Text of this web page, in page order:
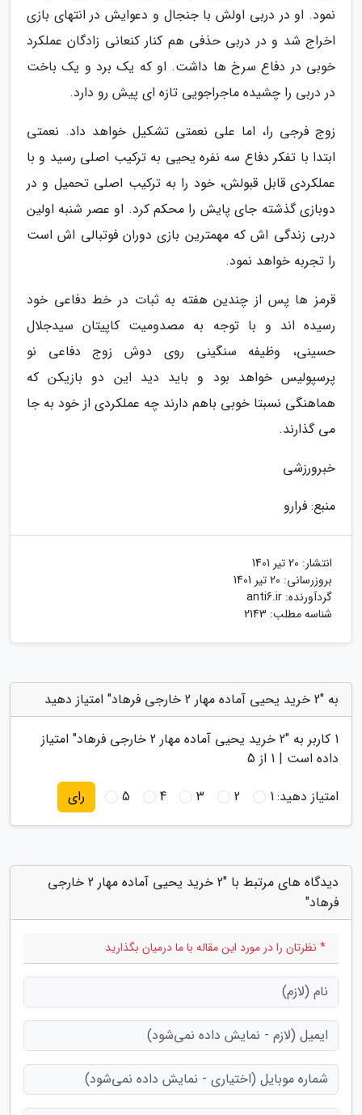
نمود. او در دربی اولش با جنجال و دعوایش در انتهای بازی
اخراج شد و در دربی حذفی هم کنار کنعانی زادگان عملکرد
خوبی در دفاع سرخ ها داشت. او که یک برد و یک باخت
در دربی را چشیده ماجراجویی تازه ای پیش رو دارد.
زوج فرجی را، اما علی نعمتی تشکیل خواهد داد. نعمتی
ابتدا با تفکر دفاع سه نفره یحیی به ترکیب اصلی رسید و با
عملکردی قابل قبولش، خود را به ترکیب اصلی تحمیل و در
دوبازی گذشته جای پایش را محکم کرد. او عصر شنبه اولین
دربی زندگی اش که مهمترین بازی دوران فوتبالی اش است
را تجربه خواهد نمود.
قرمز ها پس از چندین هفته به ثبات در خط دفاعی خود
رسیده اند و با توجه به مصدومیت کاپیتان سیدجلال
حسینی، وظیفه سنگینی روی دوش زوج دفاعی نو
پرسپولیس خواهد بود و باید دید این دو بازیکن که
هماهنگی نسبتا خوبی باهم دارند چه عملکردی از خود به جا
می گذارند.
خبرورزشی
منبع: فرارو
انتشار: 20 تیر 1401
بروزرسانی: 20 تیر 1401
گردآورنده: anti6.ir
شناسه مطلب: 2143
به "2 خرید یحیی آماده مهار 2 خارجی فرهاد" امتیاز دهید
1 کاربر به "2 خرید یحیی آماده مهار 2 خارجی فرهاد
" امتیاز
داده است | 1 از 5
امتیاز دهید:1
2
3
4
5 رای
دیدگاه های مرتبط با "2 خرید یحیی آماده مهار 2 خارجی
فرهاد"
* نظرتان را در مورد این مقاله با ما درمیان بگذارید